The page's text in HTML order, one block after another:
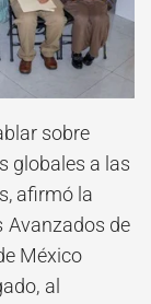
sobre
globales a las
afirmó la
Avanzados de
México
al